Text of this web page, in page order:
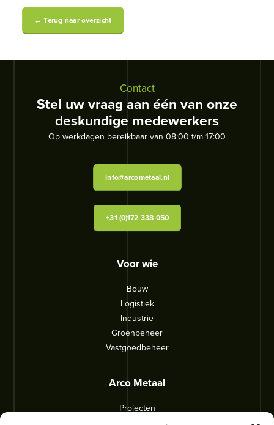
← Terug naar overzicht
Contact
Stel uw vraag aan één van onze
deskundige medewerkers
Op werkdagen bereikbaar van 08:00 t/m 17:00
info@arcometaal.nl
+31 (0)172 338 050
Voor wie
Bouw
Logistiek
Industrie
Groenbeheer
Vastgoedbeheer
Arco Metaal
Projecten